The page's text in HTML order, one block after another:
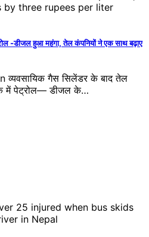
डीजल हुआ महंगा, तेल कंपनियों ने एक साथ बढ़ाए
गैस सिलेंडर के बाद तेल
में पेट्रोल— डीजल के…